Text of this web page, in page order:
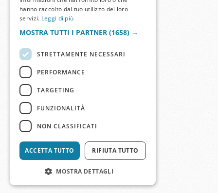
hanno raccolto dal tuo utilizzo dei loro
servizi. Leggi di più
MOSTRA TUTTI I PARTNER (1658) →
STRETTAMENTE NECESSARI
PERFORMANCE
TARGETING
FUNZIONALITÀ
NON CLASSIFICATI
ACCETTA TUTTO RIFIUTA TUTTO
MOSTRA DETTAGLI